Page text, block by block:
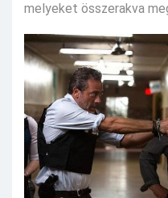
melyeket összerakva